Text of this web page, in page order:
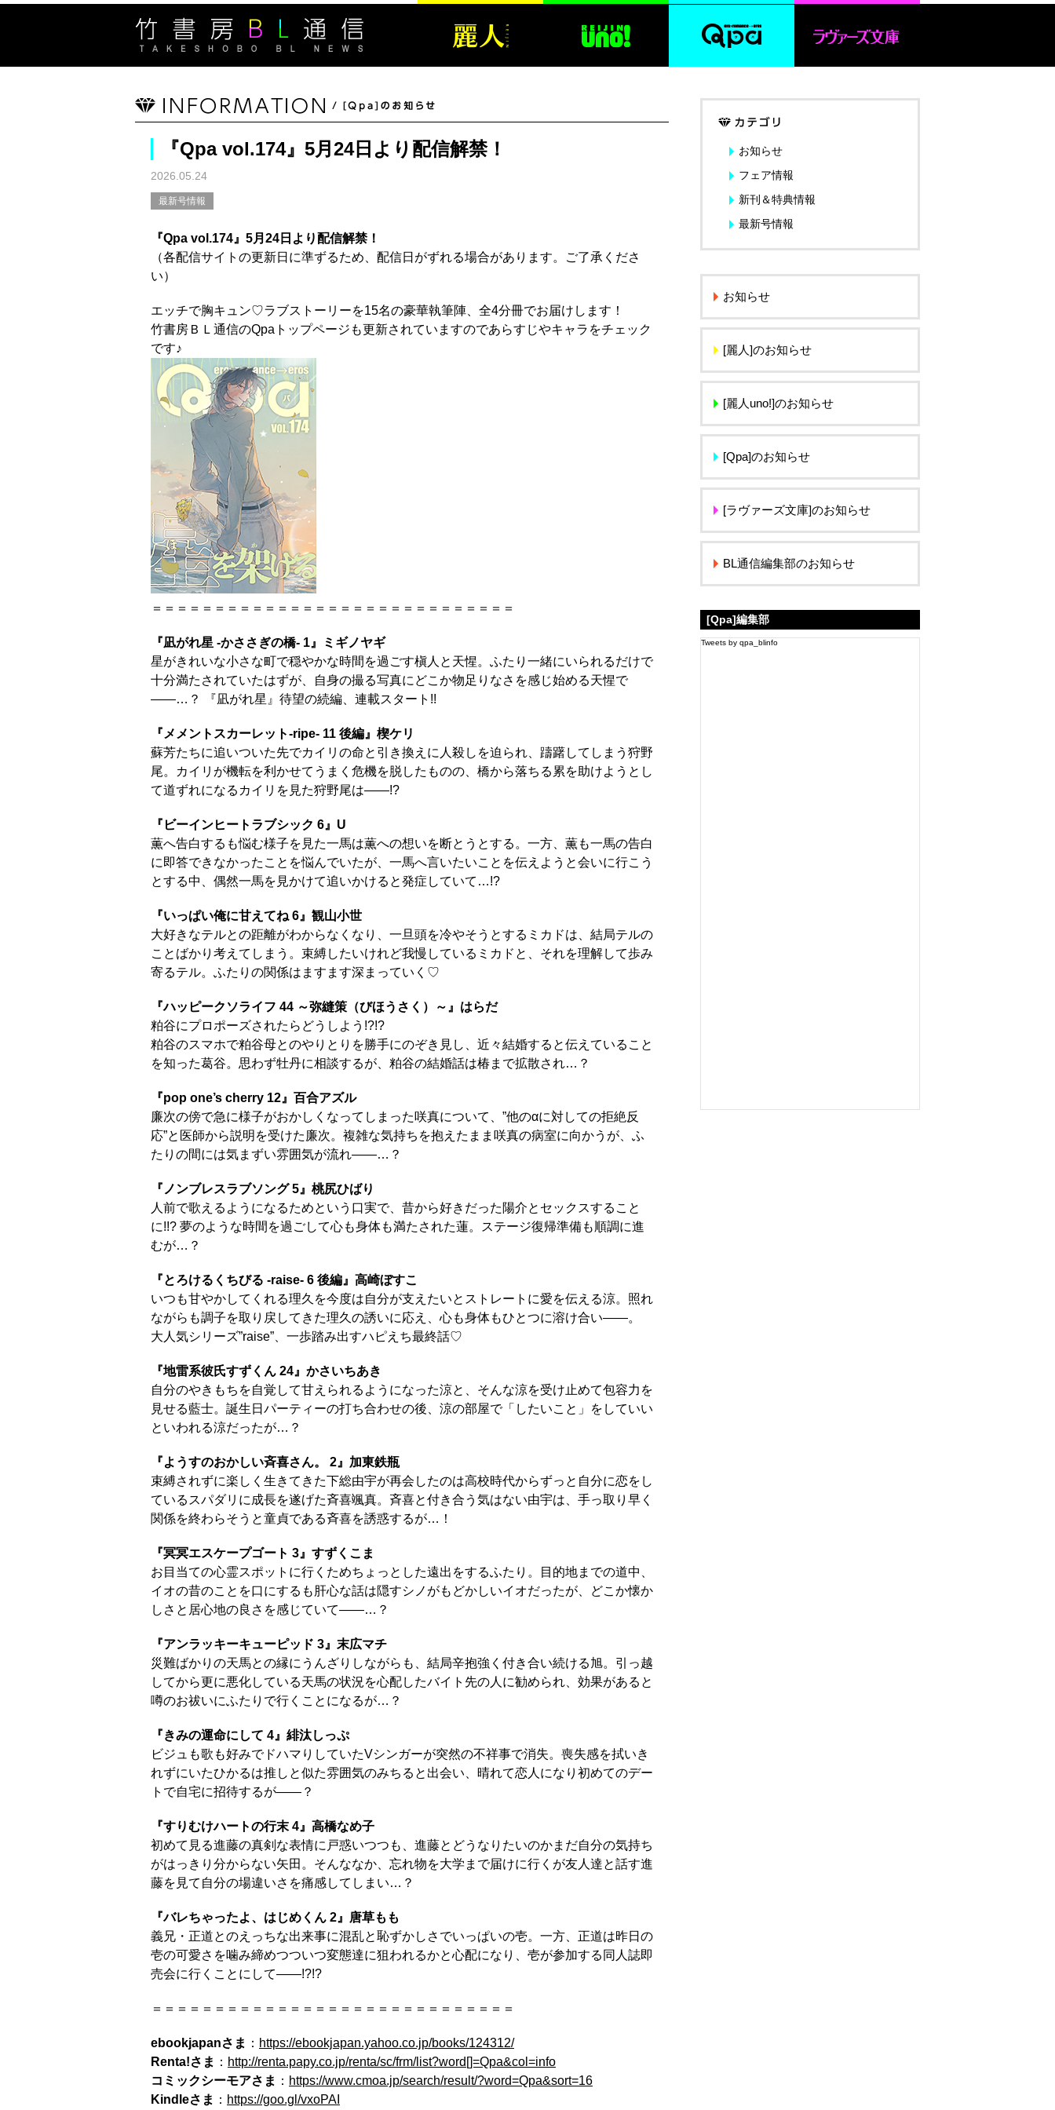
『Qpa vol.174』5月24日より配信解禁！
2026.05.24
最新号情報
『Qpa vol.174』5月24日より配信解禁！
（各配信サイトの更新日に準ずるため、配信日がずれる場合があります。ご了承くださ
い）
エッチで胸キュン♡ラブストーリーを15名の豪華執筆陣、全4分冊でお届けします！
竹書房ＢＬ通信のQpaトップページも更新されていますのであらすじやキャラをチェック
です♪
＝＝＝＝＝＝＝＝＝＝＝＝＝＝＝＝＝＝＝＝＝＝＝＝＝＝＝＝＝
『凪がれ星 -かささぎの橋- 1』ミギノヤギ
星がきれいな小さな町で穏やかな時間を過ごす槇人と天惺。ふたり一緒にいられるだけで
十分満たされていたはずが、自身の撮る写真にどこか物足りなさを感じ始める天惺で
――…？ 『凪がれ星』待望の続編、連載スタート!!
『メメントスカーレット-ripe- 11 後編』楔ケリ
蘇芳たちに追いついた先でカイリの命と引き換えに人殺しを迫られ、躊躇してしまう狩野
尾。カイリが機転を利かせてうまく危機を脱したものの、橋から落ちる累を助けようとし
て道ずれになるカイリを見た狩野尾は――!?
『ビーインヒートラブシック 6』U
薫へ告白するも悩む様子を見た一馬は薫への想いを断とうとする。一方、薫も一馬の告白
に即答できなかったことを悩んでいたが、一馬へ言いたいことを伝えようと会いに行こう
とする中、偶然一馬を見かけて追いかけると発症していて…!?
『いっぱい俺に甘えてね 6』観山小世
大好きなテルとの距離がわからなくなり、一旦頭を冷やそうとするミカドは、結局テルの
ことばかり考えてしまう。束縛したいけれど我慢しているミカドと、それを理解して歩み
寄るテル。ふたりの関係はますます深まっていく♡
『ハッピークソライフ 44 ～弥縫策（びほうさく）～』はらだ
粕谷にプロポーズされたらどうしよう!?!?
粕谷のスマホで粕谷母とのやりとりを勝手にのぞき見し、近々結婚すると伝えていること
を知った葛谷。思わず牡丹に相談するが、粕谷の結婚話は椿まで拡散され…？
『pop one’s cherry 12』百合アズル
廉次の傍で急に様子がおかしくなってしまった咲真について、”他のαに対しての拒絶反
応”と医師から説明を受けた廉次。複雑な気持ちを抱えたまま咲真の病室に向かうが、ふ
たりの間には気まずい雰囲気が流れ――…？
『ノンブレスラブソング 5』桃尻ひばり
人前で歌えるようになるためという口実で、昔から好きだった陽介とセックスすること
に!!? 夢のような時間を過ごして心も身体も満たされた蓮。ステージ復帰準備も順調に進
むが…？
『とろけるくちびる -raise- 6 後編』高崎ぼすこ
いつも甘やかしてくれる理久を今度は自分が支えたいとストレートに愛を伝える涼。照れ
ながらも調子を取り戻してきた理久の誘いに応え、心も身体もひとつに溶け合い――。
大人気シリーズ”raise”、一歩踏み出すハピえち最終話♡
『地雷系彼氏すずくん 24』かさいちあき
自分のやきもちを自覚して甘えられるようになった涼と、そんな涼を受け止めて包容力を
見せる藍士。誕生日パーティーの打ち合わせの後、涼の部屋で「したいこと」をしていい
といわれる涼だったが…？
『ようすのおかしい斉喜さん。 2』加東鉄瓶
束縛されずに楽しく生きてきた下総由宇が再会したのは高校時代からずっと自分に恋をし
ているスパダリに成長を遂げた斉喜颯真。斉喜と付き合う気はない由宇は、手っ取り早く
関係を終わらそうと童貞である斉喜を誘惑するが…！
『冥冥エスケープゴート 3』すずくこま
お目当ての心霊スポットに行くためちょっとした遠出をするふたり。目的地までの道中、
イオの昔のことを口にするも肝心な話は隠すシノがもどかしいイオだったが、どこか懐か
しさと居心地の良さを感じていて――…？
『アンラッキーキューピッド 3』末広マチ
災難ばかりの天馬との縁にうんざりしながらも、結局辛抱強く付き合い続ける旭。引っ越
してから更に悪化している天馬の状況を心配したバイト先の人に勧められ、効果があると
噂のお祓いにふたりで行くことになるが…？
『きみの運命にして 4』緋汰しっぷ
ビジュも歌も好みでドハマりしていたVシンガーが突然の不祥事で消失。喪失感を拭いき
れずにいたひかるは推しと似た雰囲気のみちると出会い、晴れて恋人になり初めてのデー
トで自宅に招待するが――？
『すりむけハートの行末 4』高橋なめ子
初めて見る進藤の真剣な表情に戸惑いつつも、進藤とどうなりたいのかまだ自分の気持ち
がはっきり分からない矢田。そんななか、忘れ物を大学まで届けに行くが友人達と話す進
藤を見て自分の場違いさを痛感してしまい…？
『バレちゃったよ、はじめくん 2』唐草もも
義兄・正道とのえっちな出来事に混乱と恥ずかしさでいっぱいの壱。一方、正道は昨日の
壱の可愛さを噛み締めつついつ変態達に狙われるかと心配になり、壱が参加する同人誌即
売会に行くことにして――!?!?
＝＝＝＝＝＝＝＝＝＝＝＝＝＝＝＝＝＝＝＝＝＝＝＝＝＝＝＝＝
ebookjapanさま ： https://ebookjapan.yahoo.co.jp/books/124312/
Renta!さま ： http://renta.papy.co.jp/renta/sc/frm/list?word[]=Qpa&col=info
コミックシーモアさま ： https://www.cmoa.jp/search/result/?word=Qpa&sort=16
Kindleさま ： https://goo.gl/vxoPAI
お知らせ
フェア情報
新刊＆特典情報
最新号情報
お知らせ
[麗人]のお知らせ
[麗人uno!]のお知らせ
[Qpa]のお知らせ
[ラヴァーズ文庫]のお知らせ
BL通信編集部のお知らせ
[Qpa]編集部
Tweets by qpa_blinfo